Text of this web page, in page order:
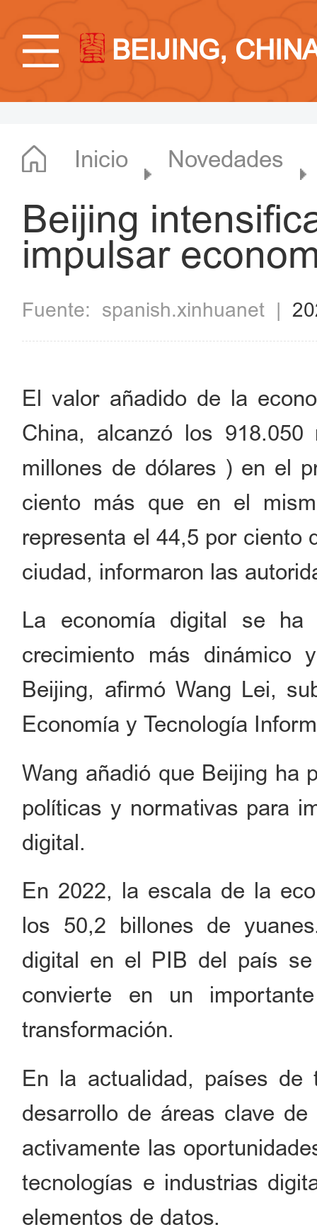
BEIJING,
Inicio Novedades
Beijing
impulsar
Fuente: spanish.xinhuanet |
El valor añadido de la
China, alcanzó los
millones de dólares ) en el
ciento más que en el
representa el 44,5 por ciento
ciudad, informaron las
La economía digital se
crecimiento más
Beijing, afirmó Wang Lei,
Economía y Tecnología
Wang añadió que Beijing ha
políticas y normativas para
digital.
En 2022, la escala de la
los 50,2 billones de
digital en el PIB del país
convierte en un
transformación.
En la actualidad, países de
desarrollo de áreas clave
activamente las
tecnologías e industrias
elementos de datos.